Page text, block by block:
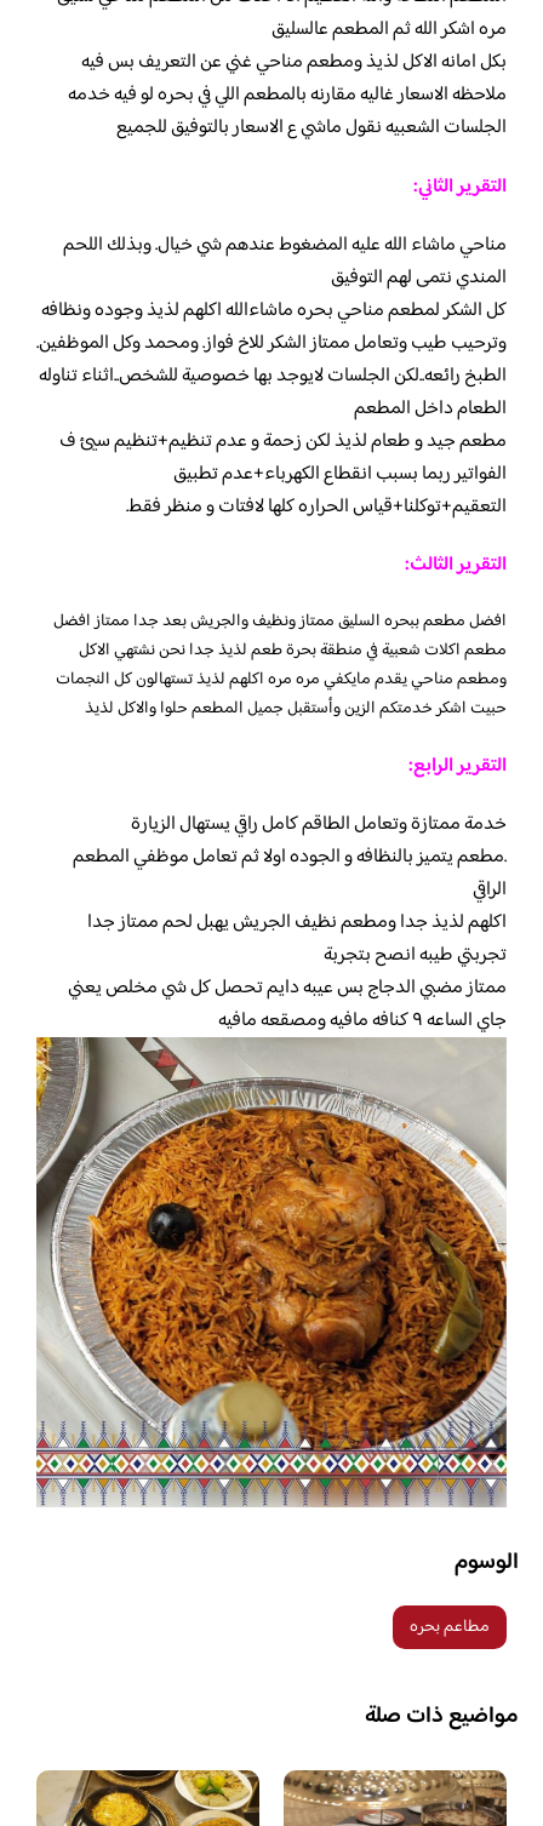
مره اشكر الله ثم المطعم عالسليق
بكل امانه الاكل لذيذ ومطعم مناحي غني عن التعريف بس فيه
ملاحظه الاسعار غاليه مقارنه بالمطعم اللي في بحره لو فيه خدمه
الجلسات الشعبيه نقول ماشي ع الاسعار بالتوفيق للجميع
التقرير الثاني:
مناحي ماشاء الله عليه المضغوط عندهم شي خيال. وبذلك اللحم
المندي نتمى لهم التوفيق
كل الشكر لمطعم مناحي بحره ماشاءالله اكلهم لذيذ وجوده ونظافه
وترحيب طيب وتعامل ممتاز الشكر للاخ فواز. ومحمد وكل الموظفين.
الطبخ رائعه..لكن الجلسات لايوجد بها خصوصية للشخص..اثناء تناوله
الطعام داخل المطعم
مطعم جيد و طعام لذيذ لكن زحمة و عدم تنظيم+تنظيم سيئ ف
الفواتير ربما بسبب انقطاع الكهرباء+عدم تطبيق
التعقيم+توكلنا+قياس الحراره كلها لافتات و منظر فقط.
التقرير الثالث:
افضل مطعم ببحره السليق ممتاز ونظيف والجريش بعد جدا ممتازافضل
مطعم اكلات شعبية في منطقة بحرة طعم لذيذ جدانحن نشتهي الاكل
ومطعم مناحي يقدم مايكفي مره مره اكلهم لذيذ تستهالون كل النجمات
حبيت اشكر خدمتكم الزين وأستقبل جميل المطعم حلوا والاكل لذيذ
التقرير الرابع:
خدمة ممتازة وتعامل الطاقم كامل راقي يستهال الزيارة
.مطعم يتميز بالنظافه و الجوده اولا ثم تعامل موظفي المطعم
الراقي
اكلهم لذيذ جدا ومطعم نظيف الجريش يهبل لحم ممتاز جدا
تجربتي طيبه انصح بتجربة
ممتاز مضبي الدجاج بس عيبه دايم تحصل كل شي مخلص يعني
جاي الساعه ٩ كنافه مافيه ومصقعه مافيه
الوسوم
مطاعم بحره
مواضيع ذات صلة